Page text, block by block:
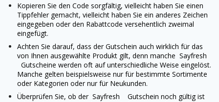
Kopieren Sie den Code sorgfältig, vielleicht haben Sie einen
Tippfehler gemacht, vielleicht haben Sie ein anderes Zeichen
eingegeben oder den Rabattcode versehentlich zweimal
eingefügt.
Achten Sie darauf, dass der Gutschein auch wirklich für das
von Ihnen ausgewählte Produkt gilt, denn manche Sayfresh
Gutscheine werden oft auf unterschiedliche Weise eingelöst.
Manche gelten beispielsweise nur für bestimmte Sortimente
oder Kategorien oder nur für Neukunden.
Überprüfen Sie, ob der Sayfresh Gutschein noch gültig ist